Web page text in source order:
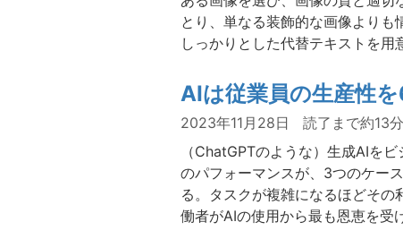
とり、単なる装飾的な画像よりも
しっかりとした代替テキストを用
AIは従業員の生産性
2023年11月28日
読了まで約13分
（ChatGPTのような）生成AIを
のパフォーマンスが、3つのケー
る。タスクが複雑になるほどそ
働者がAIの使用から最も恩恵を受